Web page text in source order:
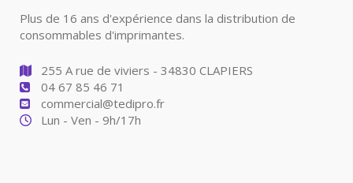
Plus de 16 ans d'expérience dans la distribution de
consommables d'imprimantes.
255 A rue de viviers - 34830 CLAPIERS
04 67 85 46 71
commercial@tedipro.fr
Lun - Ven - 9h/17h